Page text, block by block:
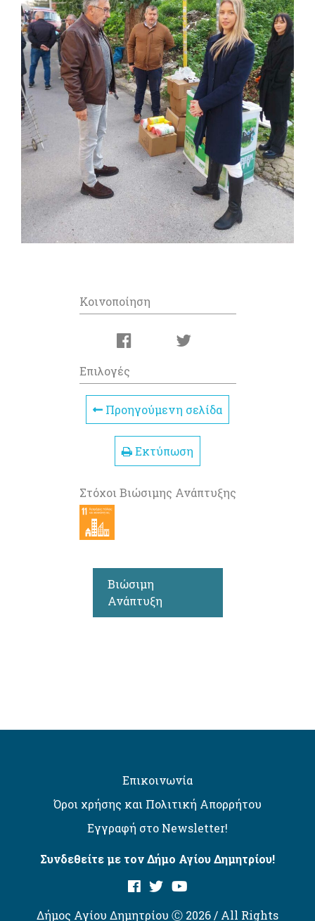
Κοινοποίηση
Επιλογές
Προηγούμενη σελίδα
Εκτύπωση
Στόχοι Βιώσιμης Ανάπτυξης
Βιώσιμη
Ανάπτυξη
Επικοινωνία
Όροι χρήσης και Πολιτική Απορρήτου
Εγγραφή στο Newsletter!
Συνδεθείτε με τον Δήμο Αγίου Δημητρίου!
Δήμος Αγίου Δημητρίου Ⓒ 2026 / All Rights